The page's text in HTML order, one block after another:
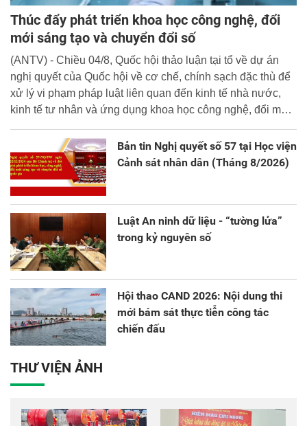
Thúc đẩy phát triển khoa học công nghệ, đổi
mới sáng tạo và chuyển đổi số
(ANTV) - Chiều 04/8, Quốc hội thảo luận tại tổ về dự án
nghị quyết của Quốc hội về cơ chế, chính sạch đặc thù để
xử lý vi phạm pháp luật liên quan đến kinh tế nhà nước,
kinh tế tư nhân và ứng dụng khoa học công nghệ, đổi mới
Bản tin Nghị quyết số 57 tại Học viện
Cảnh sát nhân dân (Tháng 8/2026)
Luật An ninh dữ liệu - “tường lửa”
trong kỷ nguyên số
Hội thao CAND 2026: Nội dung thi
mới bám sát thực tiễn công tác
chiến đấu
THƯ VIỆN ẢNH